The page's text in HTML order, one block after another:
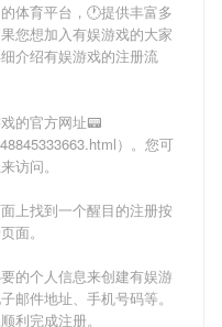
体育平台，🕐提供丰富多
您想加入有娱游戏的大家
介绍有娱游戏的注册流
的官方网址📟
）。您可
访问。
上找到一个醒目的注册按
面。
的个人信息来创建有娱游
邮件地址、手机号码等。
利完成注册。